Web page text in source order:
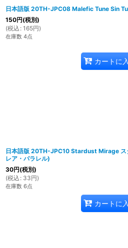
日本語版 20TH-JPC08 Malefic Tune Sin
150円(税別)
(税込 : 165円)
在庫数 4点
カートに
日本語版 20TH-JPC10 Stardust Mirage ス
レア・パラレル)
30円(税別)
(税込 : 33円)
在庫数 6点
カートに